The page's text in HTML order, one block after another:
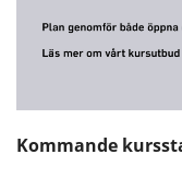
Kommande